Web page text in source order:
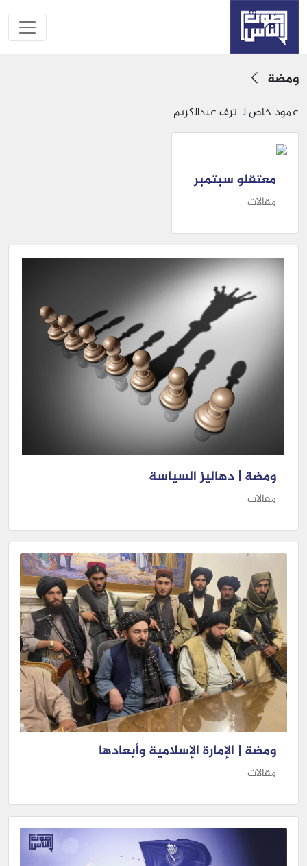
ومضة
عمود خاص لـ ترف عبدالكريم
معتقلو سبتمبر
مقالات
ومضة | دهاليز السياسة
مقالات
ومضة | الإمارة الإسلامية وأبعادها
مقالات